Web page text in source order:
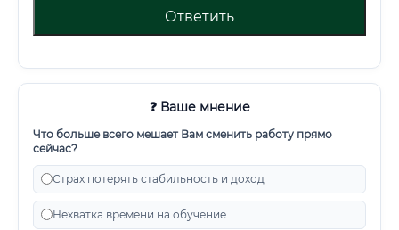
Ответить
❓ Ваше мнение
Что больше всего мешает Вам сменить работу прямо
сейчас?
Страх потерять стабильность и доход
Нехватка времени на обучение